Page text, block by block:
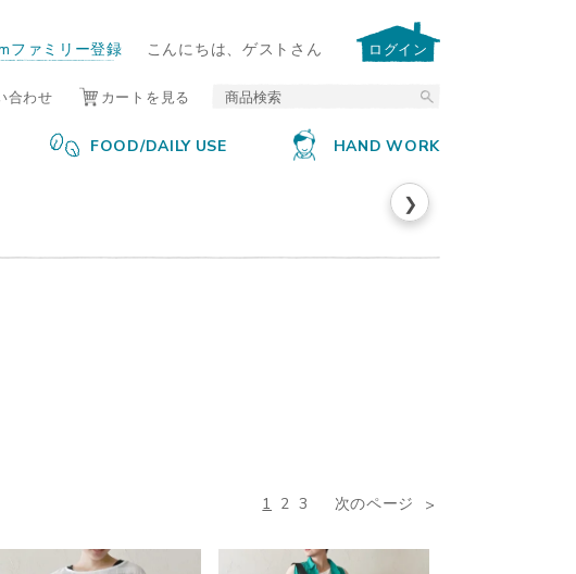
TRADE
ファミリー登録 こんにちは、ゲストさん ログイン
合わせ カートを見る
FOOD/DAILY USE HAND WORK
❯
1 2 3 次のページ